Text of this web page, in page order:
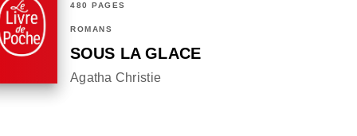
480 PAGES
ROMANS
SOUS LA GLACE
Agatha Christie